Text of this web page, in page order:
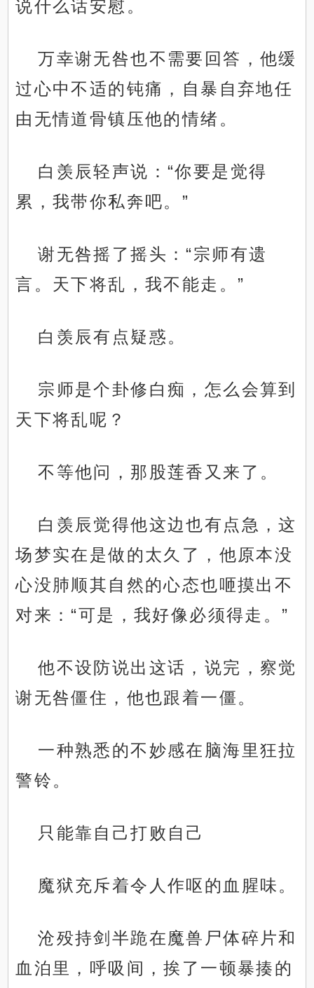
说什么话安慰。
万幸谢无咎也不需要回答，他缓
过心中不适的钝痛，自暴自弃地任
由无情道骨镇压他的情绪。
白羡辰轻声说：“你要是觉得
累，我带你私奔吧。”
谢无咎摇了摇头：“宗师有遗
言。天下将乱，我不能走。”
白羡辰有点疑惑。
宗师是个卦修白痴，怎么会算到
天下将乱呢？
不等他问，那股莲香又来了。
白羡辰觉得他这边也有点急，这
场梦实在是做的太久了，他原本没
心没肺顺其自然的心态也咂摸出不
对来：“可是，我好像必须得走。”
他不设防说出这话，说完，察觉
谢无咎僵住，他也跟着一僵。
一种熟悉的不妙感在脑海里狂拉
警铃。
只能靠自己打败自己
魔狱充斥着令人作呕的血腥味。
沧殁持剑半跪在魔兽尸体碎片和
血泊里，呼吸间，挨了一顿暴揍的